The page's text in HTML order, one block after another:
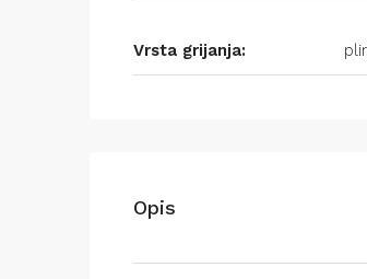
Vrsta grijanja:
Opis